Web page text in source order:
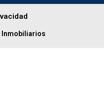
Inmobiliarios